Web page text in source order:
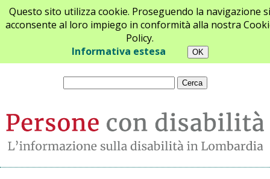
Questo sito utilizza cookie. Proseguendo la navigazione si
acconsente al loro impiego in conformità alla nostra
Policy.
Informativa estesa
Chi siamo Newsletter Contatti